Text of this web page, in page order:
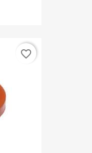
favorite_border